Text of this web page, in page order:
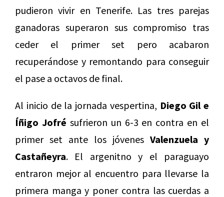
pudieron vivir en Tenerife. Las tres parejas
ganadoras superaron sus compromiso tras
ceder el primer set pero acabaron
recuperándose y remontando para conseguir
el pase a octavos de final.
Al inicio de la jornada vespertina, Diego Gil e
Íñigo Jofré sufrieron un 6-3 en contra en el
primer set ante los jóvenes Valenzuela y
Castañeyra. El argenitno y el paraguayo
entraron mejor al encuentro para llevarse la
primera manga y poner contra las cuerdas a